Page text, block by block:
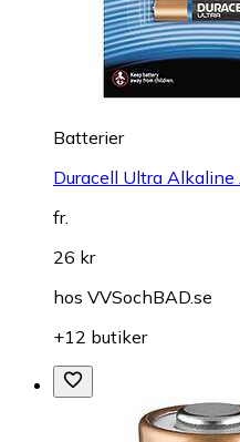
Batterier
Duracell Ultra
fr.
26 kr
hos VVSochBAD.se
+12 butiker